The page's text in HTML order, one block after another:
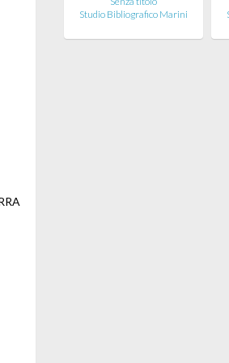
Studio Bibliografico Marini